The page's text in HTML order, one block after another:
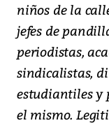
niños de la
jefes de
periodistas,
sindicalistas,
estudiantiles y
el mismo.